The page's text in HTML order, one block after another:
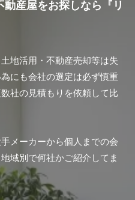
産屋をお探しなら『リ
地活用・不動産売却等は失
にも会社の選定は必ず慎重
社の見積もりを依頼して比
メーカーから個人までの会
域別で何社かご紹介してま